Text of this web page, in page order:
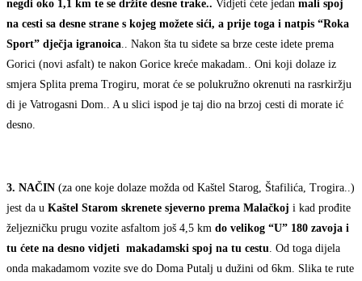
negdi oko 1,1 km te se držite desne trake.. Vidjeti ćete jedan mali spoj
na cesti sa desne strane s kojeg možete sići, a prije toga i natpis “Roka
Sport” dječja igranoica.. Nakon šta tu siđete sa brze ceste idete prema
Gorici (novi asfalt) te nakon Gorice kreće makadam.. Oni koji dolaze iz
smjera Splita prema Trogiru, morat će se polukružno okrenuti na rasrkiržju
di je Vatrogasni Dom.. A u slici ispod je taj dio na brzoj cesti di morate ić
desno.
3. NAČIN (za one koje dolaze možda od Kaštel Starog, Štafilića, Trogira..)
jest da u Kaštel Starom skrenete sjeverno prema Malačkoj i kad prođite
željezničku prugu vozite asfaltom još 4,5 km do velikog “U” 180 zavoja i
tu ćete na desno vidjeti makadamski spoj na tu cestu. Od toga dijela
onda makadamom vozite sve do Doma Putalj u dužini od 6km. Slika te rute